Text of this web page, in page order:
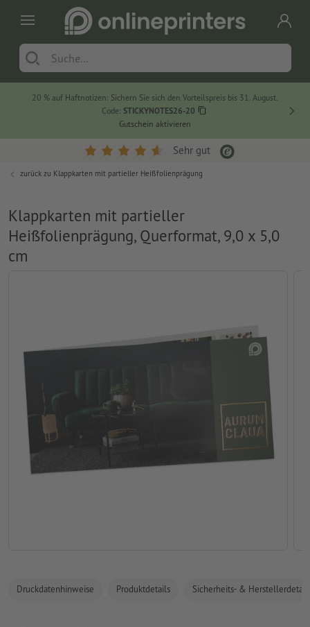
20 % auf Haftnotizen: Sichern Sie sich den Vorteilspreis bis 31. August.
Code: STICKYNOTES26-20
Gutschein aktivieren
Sehr gut
zurück zu Klappkarten mit partieller Heißfolienprägung
Klappkarten mit partieller
Heißfolienprägung, Querformat, 9,0 x 5,0
cm
Druckdatenhinweise Produktdetails Sicherheits- &